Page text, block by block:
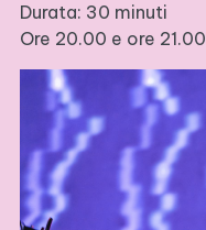
Durata: 30 minuti
Ore 20.00 e ore 21.00